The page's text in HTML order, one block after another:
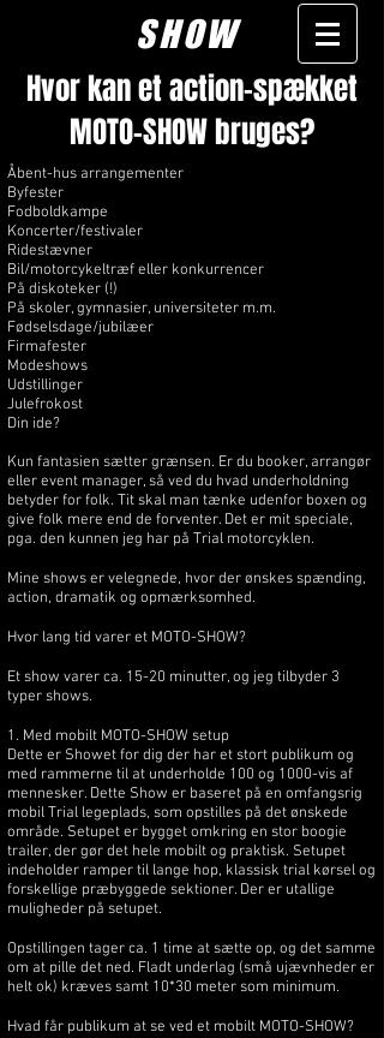
SHOW
Hvor kan et action-spækket
MOTO-SHOW bruges?
Åbent-hus arrangementer
Byfester
Fodboldkampe
Koncerter/festivaler
Ridestævner
Bil/motorcykeltræf eller konkurrencer
På diskoteker (!)
På skoler, gymnasier, universiteter m.m.
Fødselsdage/jubilæer
Firmafester
Modeshows
Udstillinger
Julefrokost
Din ide?
Kun fantasien sætter grænsen. Er du booker, arrangør
eller event manager, så ved du hvad underholdning
betyder for folk. Tit skal man tænke udenfor boxen og
give folk mere end de forventer. Det er mit speciale,
pga. den kunnen jeg har på Trial motorcyklen.
Mine shows er velegnede, hvor der ønskes spænding,
action, dramatik og opmærksomhed.
Hvor lang tid varer et MOTO-SHOW?
Et show varer ca. 15-20 minutter, og jeg tilbyder 3
typer shows.
1. Med mobilt MOTO-SHOW setup
Dette er Showet for dig der har et stort publikum og
med rammerne til at underholde 100 og 1000-vis af
mennesker. Dette Show er baseret på en omfangsrig
mobil Trial legeplads, som opstilles på det ønskede
område. Setupet er bygget omkring en stor boogie
trailer, der gør det hele mobilt og praktisk. Setupet
indeholder ramper til lange hop, klassisk trial kørsel og
forskellige præbyggede sektioner. Der er utallige
muligheder på setupet.
Opstillingen tager ca. 1 time at sætte op, og det samme
om at pille det ned. Fladt underlag (små ujævnheder er
helt ok) kræves samt 10*30 meter som minimum.
Hvad får publikum at se ved et mobilt MOTO-SHOW?